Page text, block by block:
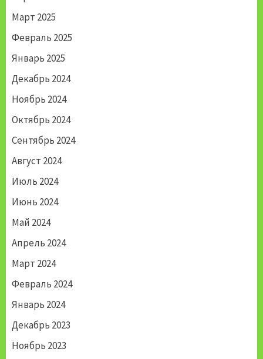
Март 2025
Февраль 2025
Январь 2025
Декабрь 2024
Ноябрь 2024
Октябрь 2024
Сентябрь 2024
Август 2024
Июль 2024
Июнь 2024
Май 2024
Апрель 2024
Март 2024
Февраль 2024
Январь 2024
Декабрь 2023
Ноябрь 2023